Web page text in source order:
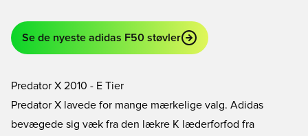
Se de nyeste adidas F50 støvler
Predator X 2010 - E Tier
Predator X lavede for mange mærkelige valg. Adidas
bevægede sig væk fra den lækre K læderforfod fra